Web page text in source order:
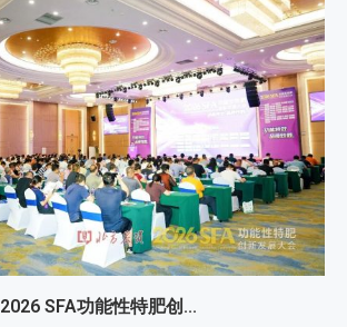
2026 SFA功能性特肥创...